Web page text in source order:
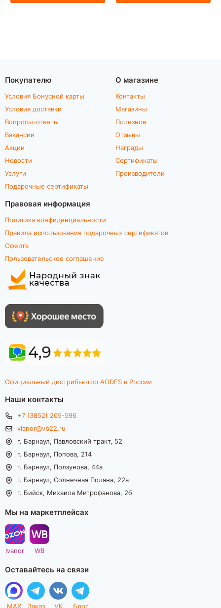
Покупателю
Условия Бонусной карты
Условия доставки
Вопросы-ответы
Вакансии
Акции
Новости
Услуги
Подарочные сертификаты
О магазине
Контакты
Магазины
Полезное
Отзывы
Награды
Сертификаты
Производители
Правовая информация
Политика конфиденциальности
Правила использования подарочных сертификатов
Оферта
Пользовательское соглашение
Официальный дистрибьютор AODES в России
Наши контакты
+7 (3852) 205-596
vianor@vb22.ru
г. Барнаул, Павловский тракт, 52
г. Барнаул, Попова, 214
г. Барнаул, Ползунова, 44а
г. Барнаул, Солнечная Поляна, 22а
г. Бийск, Михаила Митрофанова, 2б
Мы на маркетплейсах
Ivanor WB
Оставайтесь на связи
MAX Заказ VK Блог